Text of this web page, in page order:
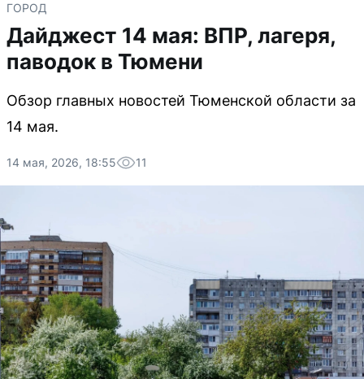
ГОРОД
Дайджест 14 мая: ВПР, лагеря,
паводок в Тюмени
Обзор главных новостей Тюменской области за
14 мая.
14 мая, 2026, 18:55 11